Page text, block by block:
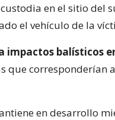
en el sitio del
el vehículo de la
impactos balísticos
que corresponderían
en desarrollo